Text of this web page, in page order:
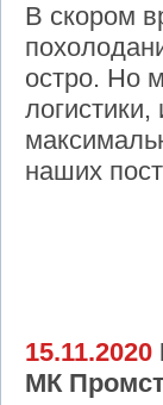
В скором
остро. Но
наших
15.11.2020
МК